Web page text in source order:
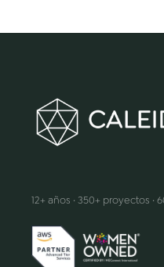
12+ años · 350+ proyectos ·